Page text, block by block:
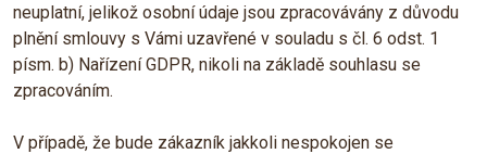
neuplatní, jelikož osobní údaje jsou zpracovávány z důvodu
plnění smlouvy s Vámi uzavřené v souladu s čl. 6 odst. 1
písm. b) Nařízení GDPR, nikoli na základě souhlasu se
zpracováním.
V případě, že bude zákazník jakkoli nespokojen se